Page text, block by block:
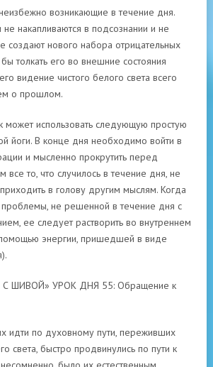
возникающие в течение дня.
накапливаются в подсознании и не
создают нового набора отрицательных
толкать его во внешние состояния
видение чистого белого света всего
о прошлом.
может использовать следующую простую
йоги. В конце дня необходимо войти в
и мысленно прокрутить перед
все то, что случилось в течение дня, не
в голову другим мыслям. Когда
проблемы, не решенной в течение дня с
ее следует растворить во внутреннем
энергии, пришедшей в виде
С ШИВОЙ» УРОК ДНЯ 55: Обращение к
идти по духовному пути, переживших
света, быстро продвинулись по пути к